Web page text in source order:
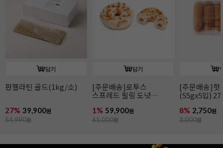
담기
판젤라틴 골드(1kg/소)
27% 39,900원
54,990원
담기
[주문배송]로투스
스프레드 필링 도넛
1% 59,900원
61,000원
[주문배송]핫
(55gx5입)
8% 2,750원
3,000원